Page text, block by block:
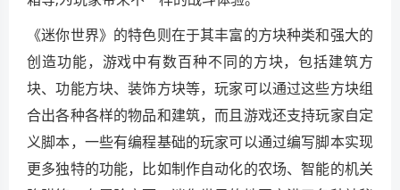
《迷你世界》的特色则在于其丰富的方块种类和强大的
创造功能，游戏中有数百种不同的方块，包括建筑方
块、功能方块、装饰方块等，玩家可以通过这些方块组
合出各种各样的物品和建筑，而且游戏还支持玩家自定
义脚本，一些有编程基础的玩家可以通过编写脚本实现
更多独特的功能，比如制作自动化的农场、智能的机关